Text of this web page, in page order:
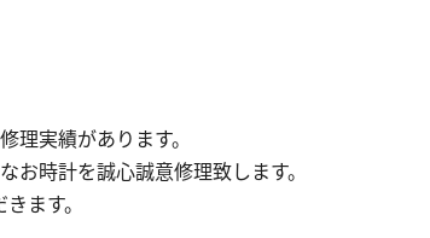
理実績があります。
時計を誠心誠意修理致します。
ます。